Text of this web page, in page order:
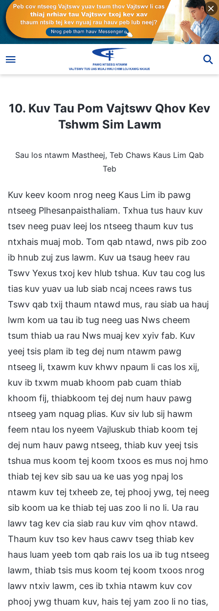
10. Kuv Tau Pom Vajtswv Qhov Kev Tshwm Sim Lawm
10. Kuv Tau Pom Vajtswv Qhov Kev
Tshwm Sim Lawm
Sau los ntawm Mastheej, Teb Chaws Kaus Lim Qab
Teb
Kuv keev koom nrog neeg Kaus Lim ib pawg
ntseeg Plhesanpaisthaliam. Txhua tus hauv kuv
tsev neeg puav leej los ntseeg thaum kuv tus
ntxhais muaj mob. Tom qab ntawd, nws pib zoo
ib hnub zuj zus lawm. Kuv ua tsaug heev rau
Tswv Yexus txoj kev hlub tshua. Kuv tau cog lus
tias kuv yuav ua lub siab ncaj ncees raws tus
Tswv qab txij thaum ntawd mus, rau siab ua hauj
lwm kom ua tau ib tug neeg uas Nws cheem
tsum thiab ua rau Nws muaj kev xyiv fab. Kuv
yeej tsis plam ib teg dej num ntawm pawg
ntseeg li, txawm kuv khwv npaum li cas los xij,
kuv ib txwm muab khoom pab cuam thiab
khoom fij, thiabkoom tej dej num hauv pawg
ntseeg yam nquag plias. Kuv siv lub sij hawm
feem ntau los nyeem Vajluskub thiab koom tej
dej num hauv pawg ntseeg, thiab kuv yeej tsis
tshua mus koom tej koom txoos es mus noj hmo
thiab tej kev sib sau ua ke uas yog npaj los
ntawm kuv tej txheeb ze, tej phooj ywg, tej neeg
sib koom ua ke thiab tej uas zoo li no li. Ua rau
lawv tag kev cia siab rau kuv vim qhov ntawd.
Thaum kuv tso kev haus cawv tseg thiab kev
haus luam yeeb tom qab rais los ua ib tug ntseeg
lawm, thiab tsis mus koom tej koom txoos nrog
lawv ntxiv lawm, ces ib txhia ntawm kuv cov
phooj ywg thuam kuv, hais tej yam zoo li no tias,